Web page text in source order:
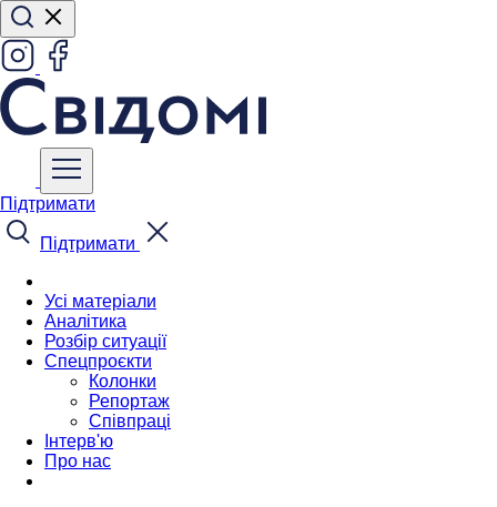
Підтримати
Підтримати
Усі матеріали
Аналітика
Розбір ситуації
Спецпроєкти
Колонки
Репортаж
Співпраці
Інтерв'ю
Про нас